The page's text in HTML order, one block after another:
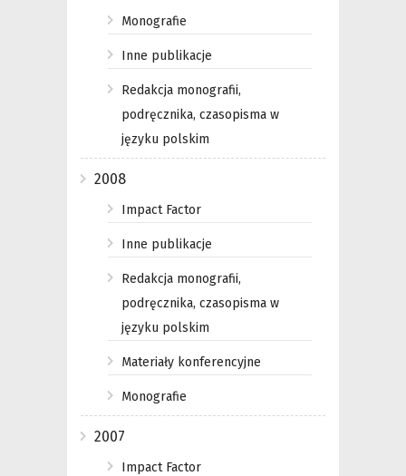
Monografie
Inne publikacje
Redakcja monografii,
podręcznika, czasopisma w
języku polskim
2008
Impact Factor
Inne publikacje
Redakcja monografii,
podręcznika, czasopisma w
języku polskim
Materiały konferencyjne
Monografie
2007
Impact Factor